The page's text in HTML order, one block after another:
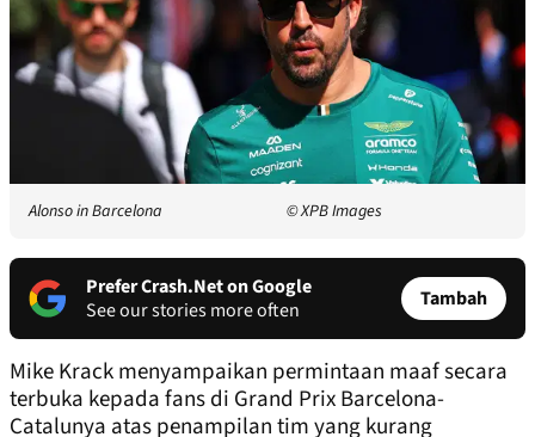
Alonso in Barcelona © XPB Images
Prefer Crash.Net on Google
See our stories more often
Tambah
Mike Krack menyampaikan permintaan maaf secara
terbuka kepada fans di Grand Prix Barcelona-
Catalunya atas penampilan tim yang kurang